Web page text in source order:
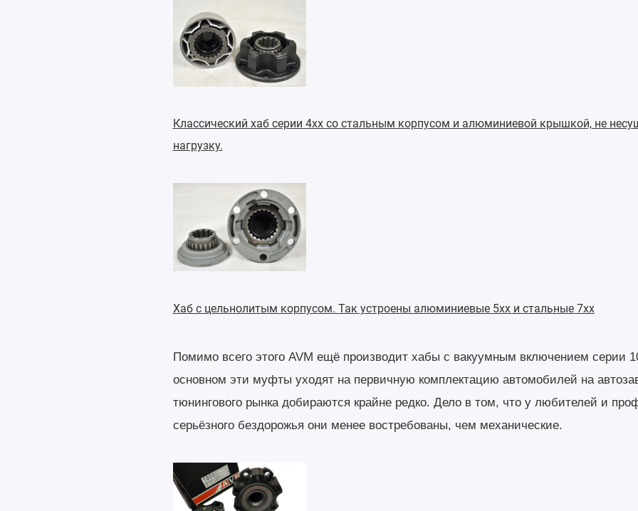
Классический хаб серии 4хх со стальным корпусом и алюминиевой крышкой, не
нагрузку.
Хаб с цельнолитым корпусом. Так устроены алюминиевые 5хх и стальные 7хх
Помимо всего этого AVM ещё производит хабы c вакуумным включением серии
основном эти муфты уходят на первичную комплектацию автомобилей на
тюнингового рынка добираются крайне редко. Дело в том, что у любителей и
серьёзного бездорожья они менее востребованы, чем механические.